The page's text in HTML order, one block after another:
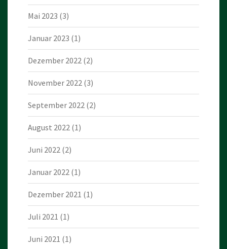
Mai 2023 (3)
Januar 2023 (1)
Dezember 2022 (2)
November 2022 (3)
September 2022 (2)
August 2022 (1)
Juni 2022 (2)
Januar 2022 (1)
Dezember 2021 (1)
Juli 2021 (1)
Juni 2021 (1)